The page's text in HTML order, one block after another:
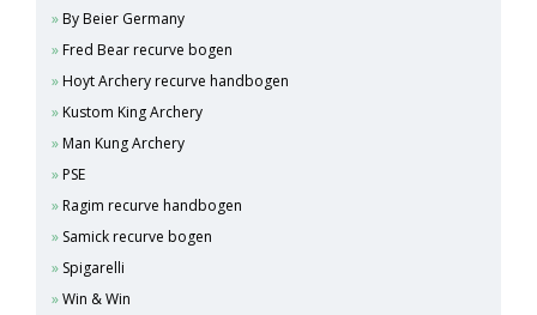
By Beier Germany
Fred Bear recurve bogen
Hoyt Archery recurve handbogen
Kustom King Archery
Man Kung Archery
PSE
Ragim recurve handbogen
Samick recurve bogen
Spigarelli
Win & Win